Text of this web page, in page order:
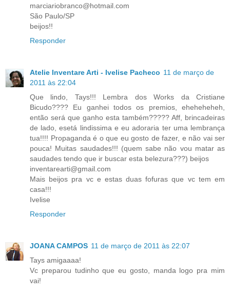
marciariobranco@hotmail.com
São Paulo/SP
beijos!!
Responder
Atelie Inventare Arti - Ivelise Pacheco 11 de março de
2011 às 22:04
Que lindo, Tays!!! Lembra dos Works da Cristiane
Bicudo???? Eu ganhei todos os premios, eheheheheh,
então será que ganho esta também????? Aff, brincadeiras
de lado, esetá lindissima e eu adoraria ter uma lembrança
tua!!!! Propaganda é o que eu gosto de fazer, e não vai ser
pouca! Muitas saudades!!! (quem sabe não vou matar as
saudades tendo que ir buscar esta belezura???) beijos
inventarearti@gmail.com
Mais beijos pra vc e estas duas fofuras que vc tem em
casa!!!
Ivelise
Responder
JOANA CAMPOS 11 de março de 2011 às 22:07
Tays amigaaaa!
Vc preparou tudinho que eu gosto, manda logo pra mim
vai!